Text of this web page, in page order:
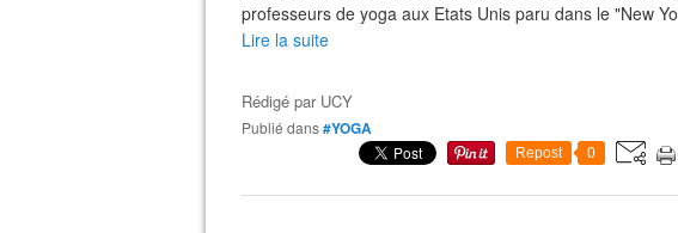
professeurs de yoga aux Etats Unis paru dans le "New
Lire la suite
Rédigé par UCY
Publié dans#YOGA
Repost 0